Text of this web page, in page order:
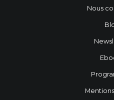
Nous